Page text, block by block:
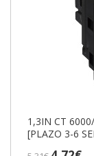
1,3IN CT
[PLAZO 3-6